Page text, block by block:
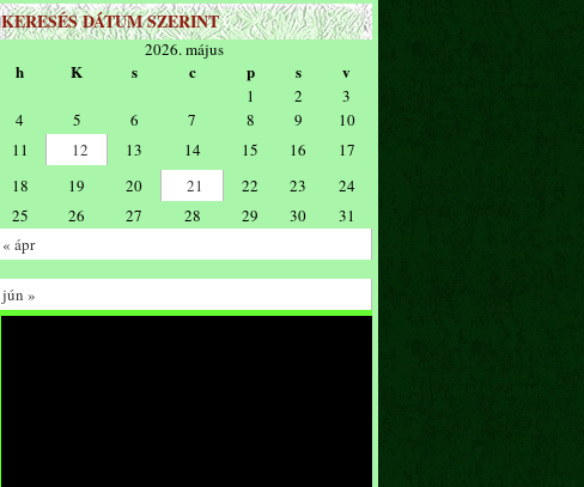
KERESÉS DÁTUM SZERINT
2026. május
h K s c p s v
1 2
3
4
5 6 7 8 9
10
11
12 13 14 15 16
17
18
19 20 21 22 23
24
25
26 27 28 29 30
31
« ápr
jún »